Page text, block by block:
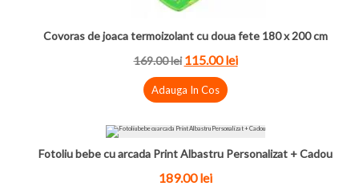
Covoras de joaca termoizolant cu doua fete 180 x 200 cm
169.00 lei 115.00 lei
Adauga In Cos
Fotoliu bebe cu arcada Print Albastru Personalizat + Cadou
189.00 lei